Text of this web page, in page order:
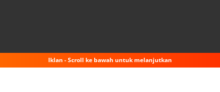
Iklan - Scroll ke bawah untuk melanjutkan